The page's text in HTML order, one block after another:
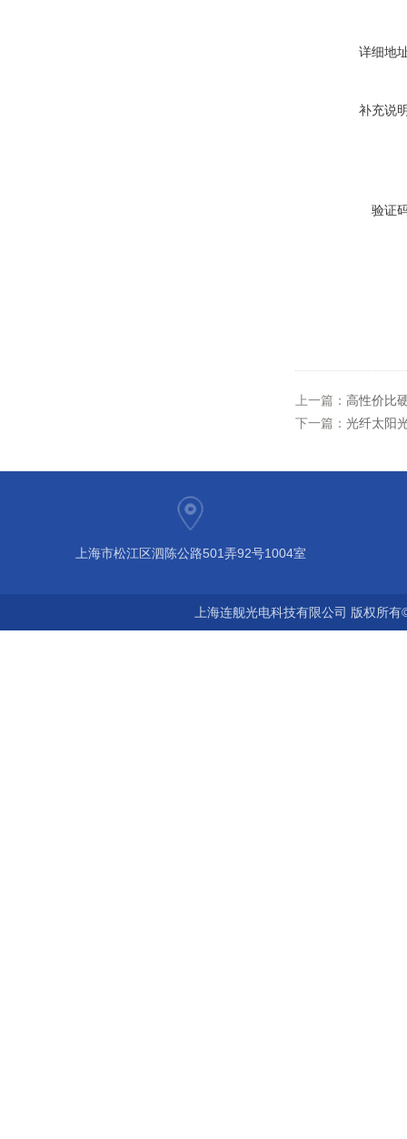
详细地
补充说
验证
上一篇： 高性价比
下一篇： 光纤太阳
上海市松江区泗陈公路501弄92号1004室
上海连舰光电科技有限公司 版权所